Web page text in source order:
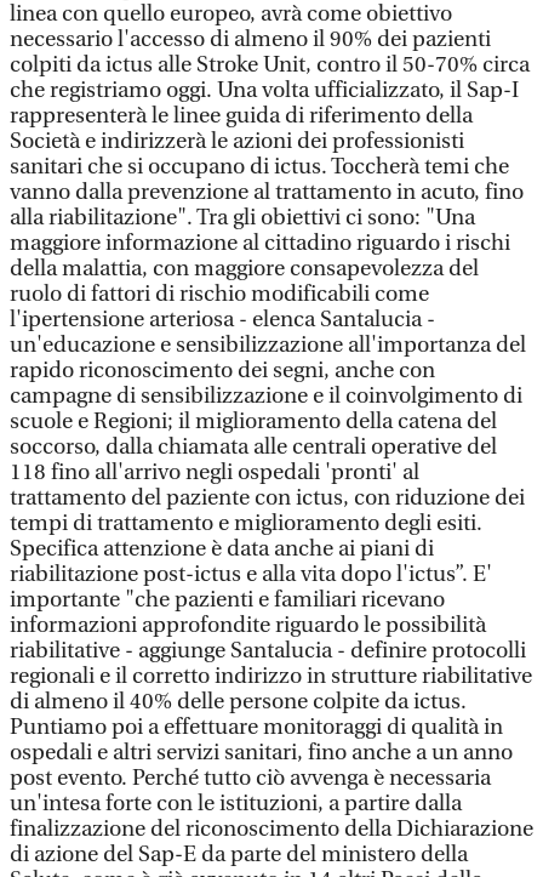
linea con quello europeo, avrà come obiettivo
necessario l'accesso di almeno il 90% dei pazienti
colpiti da ictus alle Stroke Unit, contro il 50-70% circa
che registriamo oggi. Una volta ufficializzato, il Sap-I
rappresenterà le linee guida di riferimento della
Società e indirizzerà le azioni dei professionisti
sanitari che si occupano di ictus. Toccherà temi che
vanno dalla prevenzione al trattamento in acuto, fino
alla riabilitazione". Tra gli obiettivi ci sono: "Una
maggiore informazione al cittadino riguardo i rischi
della malattia, con maggiore consapevolezza del
ruolo di fattori di rischio modificabili come
l'ipertensione arteriosa - elenca Santalucia -
un'educazione e sensibilizzazione all'importanza del
rapido riconoscimento dei segni, anche con
campagne di sensibilizzazione e il coinvolgimento di
scuole e Regioni; il miglioramento della catena del
soccorso, dalla chiamata alle centrali operative del
118 fino all'arrivo negli ospedali 'pronti' al
trattamento del paziente con ictus, con riduzione dei
tempi di trattamento e miglioramento degli esiti.
Specifica attenzione è data anche ai piani di
riabilitazione post-ictus e alla vita dopo l'ictus”. E'
importante "che pazienti e familiari ricevano
informazioni approfondite riguardo le possibilità
riabilitative - aggiunge Santalucia - definire protocolli
regionali e il corretto indirizzo in strutture riabilitative
di almeno il 40% delle persone colpite da ictus.
Puntiamo poi a effettuare monitoraggi di qualità in
ospedali e altri servizi sanitari, fino anche a un anno
post evento. Perché tutto ciò avvenga è necessaria
un'intesa forte con le istituzioni, a partire dalla
finalizzazione del riconoscimento della Dichiarazione
di azione del Sap-E da parte del ministero della